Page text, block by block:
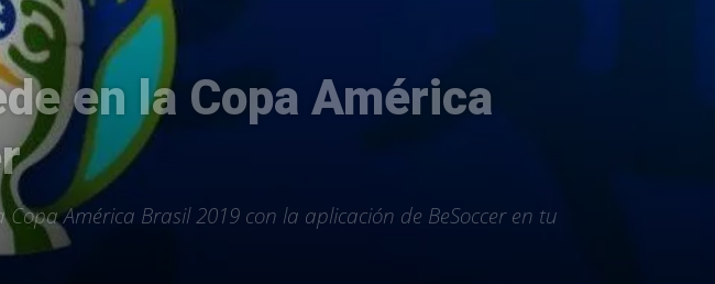
en la Copa América
América Brasil 2019 con la aplicación de BeSoccer en tu